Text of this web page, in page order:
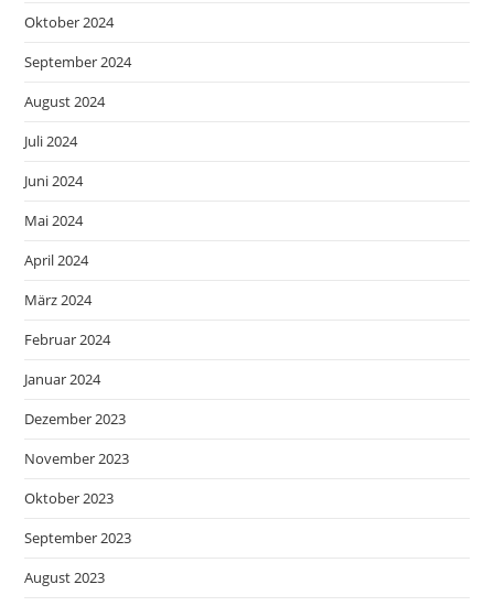
Oktober 2024
September 2024
August 2024
Juli 2024
Juni 2024
Mai 2024
April 2024
März 2024
Februar 2024
Januar 2024
Dezember 2023
November 2023
Oktober 2023
September 2023
August 2023